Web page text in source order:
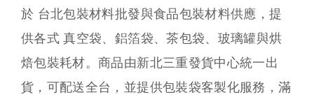
於 台北包裝材料批發與食品包裝材料供應，提
供各式 真空袋、鋁箔袋、茶包袋、玻璃罐與烘
焙包裝耗材。商品由新北三重發貨中心統一出
貨，可配送全台，並提供包裝袋客製化服務，滿